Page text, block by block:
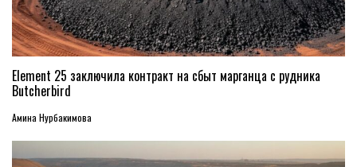
Element 25 заключила контракт на сбыт марганца с рудника
Butcherbird
Амина Нурбакимова